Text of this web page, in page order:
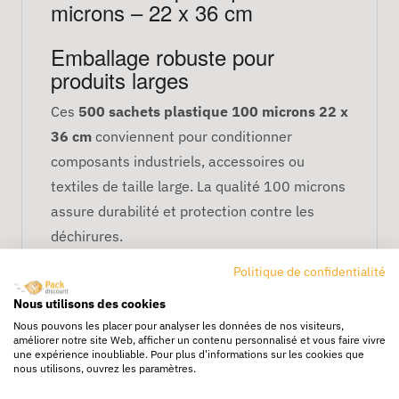
microns – 22 x 36 cm
Emballage robuste pour
produits larges
Ces 500 sachets plastique 100 microns 22 x
36 cm conviennent pour conditionner
composants industriels, accessoires ou
textiles de taille large. La qualité 100 microns
assure durabilité et protection contre les
déchirures.
Protection fiable
Ils protègent vos produits contre :
la poussière et salissures,
l’humidité modérée,
Politique de confidentialité
Nous utilisons des cookies
Nous pouvons les placer pour analyser les données de nos visiteurs,
améliorer notre site Web, afficher un contenu personnalisé et vous faire vivre
une expérience inoubliable. Pour plus d'informations sur les cookies que
nous utilisons, ouvrez les paramètres.